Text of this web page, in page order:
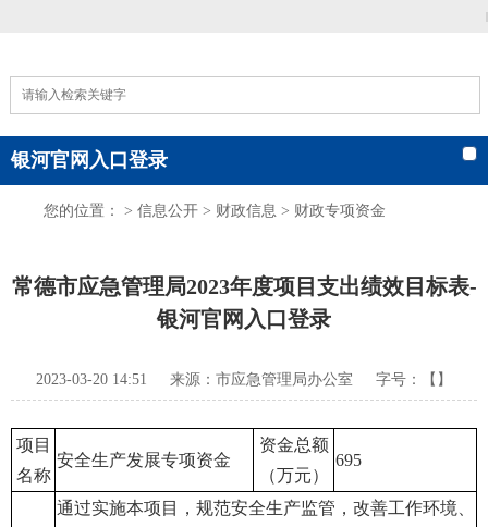
|
银河官网入口登录
您的位置： > 信息公开 > 财政信息 > 财政专项资金
常德市应急管理局2023年度项目支出绩效目标表-
银河官网入口登录
2023-03-20 14:51 来源：市应急管理局办公室 字号：【】
项目
名称
安全生产发展专项资金
资金总额
（万元）
695
通过实施本项目，规范安全生产监管，改善工作环境、